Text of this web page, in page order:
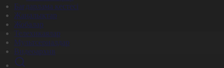
Бағдарлама кестесі
Жаңалықтар
Жобалар
Телехикаялар
Мультсериалдар
Видеоархив